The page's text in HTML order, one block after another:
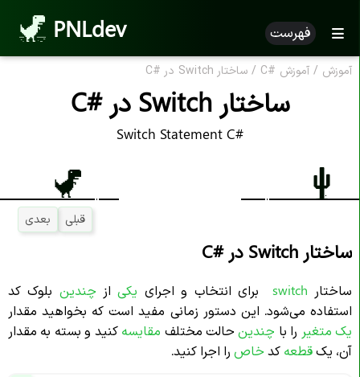
PNLdev فهرست
آموزش / آموزش C#
/ ساختار Switch در C#
ساختار Switch در C#
Switch Statement C#
قبلی بعدی
ساختار Switch در C#
ساختار switch برای انتخاب و اجرای یکی از چندین بلوک کد
استفاده می‌شود. این دستور زمانی مفید است که بخواهید مقدار
یک متغیر را با چندین حالت مختلف مقایسهکنید و بسته به مقدار
آن، یکقطعه کد خاص را اجرا کنید.